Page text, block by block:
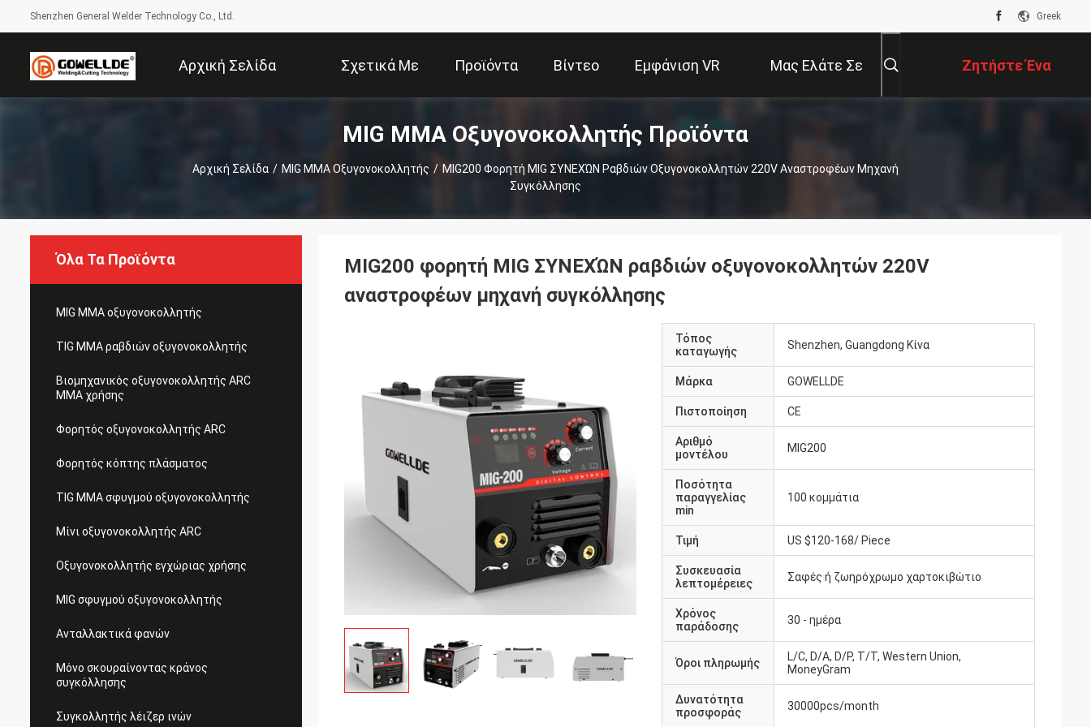
Shenzhen General Welder Technology Co., Ltd. Greek
Αρχική Σελίδα Σχετικά Με
Εμάς
Προϊόντα Βίντεο Εμφάνιση VR Μας Ελάτε Σε Ζητήστε Ένα
Απόσπασμα
MIG MMA Οξυγονοκολλητής Προϊόντα
Αρχική Σελίδα / MIG MMA Οξυγονοκολλητής / MIG200 Φορητή MIG ΣΥΝΕΧΏΝ Ραβδιών Οξυγονοκολλητών 220V Αναστροφέων Μηχανή
Συγκόλλησης
Όλα Τα Προϊόντα
MIG MMA οξυγονοκολλητής
TIG MMA ραβδιών οξυγονοκολλητής
Βιομηχανικός οξυγονοκολλητής ARC
MMA χρήσης
Φορητός οξυγονοκολλητής ARC
Φορητός κόπτης πλάσματος
TIG MMA σφυγμού οξυγονοκολλητής
Μίνι οξυγονοκολλητής ARC
Οξυγονοκολλητής εγχώριας χρήσης
MIG σφυγμού οξυγονοκολλητής
Ανταλλακτικά φανών
Μόνο σκουραίνοντας κράνος
συγκόλλησης
Συγκολλητής λέιζερ ινών
MIG200 φορητή MIG ΣΥΝΕΧΏΝ ραβδιών οξυγονοκολλητών 220V
αναστροφέων μηχανή συγκόλλησης
Τόπος
καταγωγής
Shenzhen, Guangdong Κίνα
Μάρκα GOWELLDE
Πιστοποίηση CE
Αριθμό
μοντέλου
MIG200
Ποσότητα
παραγγελίας
min
100 κομμάτια
Τιμή US $120-168/ Piece
Συσκευασία
λεπτομέρειες
Σαφές ή ζωηρόχρωμο χαρτοκιβώτιο
Χρόνος
παράδοσης
30 - ημέρα
Όροι πληρωμής
L/C, D/A, D/P, T/T, Western Union,
MoneyGram
Δυνατότητα
προσφοράς
30000pcs/month